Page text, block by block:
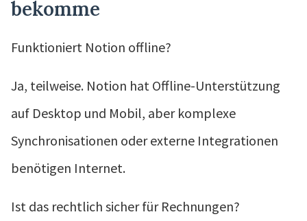
bekomme
Funktioniert Notion offline?
Ja, teilweise. Notion hat Offline-Unterstützung
auf Desktop und Mobil, aber komplexe
Synchronisationen oder externe Integrationen
benötigen Internet.
Ist das rechtlich sicher für Rechnungen?